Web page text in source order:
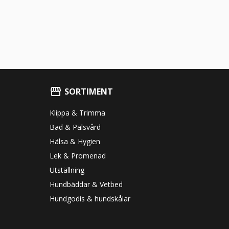
SORTIMENT
Klippa & Trimma
Bad & Pälsvård
Hälsa & Hygien
Lek & Promenad
Utställning
Hundbäddar & Vetbed
Hundgodis & hundskålar